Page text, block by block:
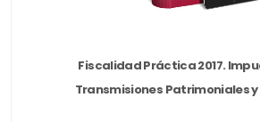
Fiscalidad Práctica 2017.
Transmisiones Patrimoniales y